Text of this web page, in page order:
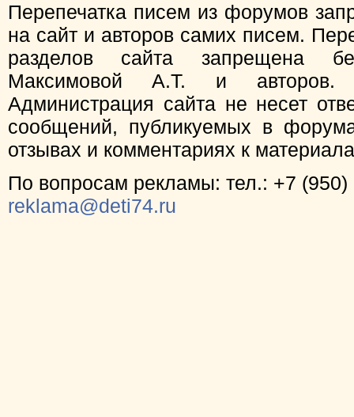
Перепечатка писем из форумов
на сайт и авторов самих писем.
разделов сайта запрещена
Максимовой А.Т. и
Администрация сайта не несет
сообщений, публикуемых в
отзывах и комментариях к
По вопросам рекламы: тел.: +7 (950)
reklama@deti74.ru